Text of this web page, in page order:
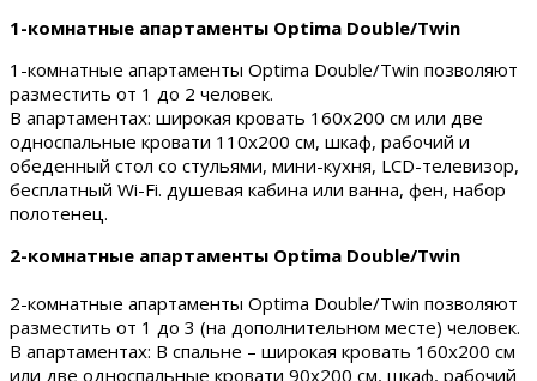
1-комнатные апартаменты Optima Double/Twin
1-комнатные апартаменты Optima Double/Twin позволяют
разместить от 1 до 2 человек.
В апартаментах: широкая кровать 160х200 см или две
односпальные кровати 110х200 см, шкаф, рабочий и
обеденный стол со стульями, мини-кухня, LCD-телевизор,
бесплатный Wi-Fi. душевая кабина или ванна, фен, набор
полотенец.
2-комнатные апартаменты Optima Double/Twin
2-комнатные апартаменты Optima Double/Twin позволяют
разместить от 1 до 3 (на дополнительном месте) человек.
В апартаментах: В спальне – широкая кровать 160х200 см
или две односпальные кровати 90х200 см, шкаф, рабочий